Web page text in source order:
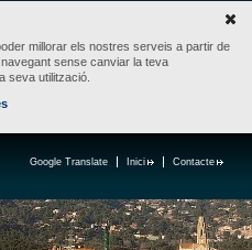
millorar els nostres serveis a partir de
sense canviar la teva
seva utilització.
Contacte
Inici
Google Translate